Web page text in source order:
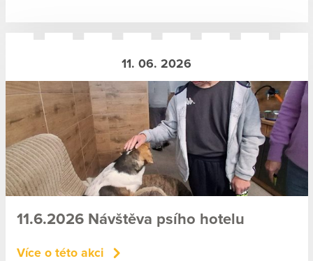
11. 06. 2026
11.6.2026 Návštěva psího hotelu
Více o této akci